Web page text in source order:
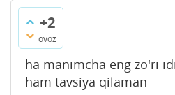
+2
ovoz
ha manimcha eng zo'ri
ham tavsiya qilaman